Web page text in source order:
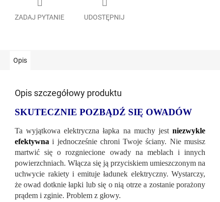
ZADAJ PYTANIE UDOSTĘPNIJ
Opis
Opis szczegółowy produktu
SKUTECZNIE POZBĄDŹ SIĘ OWADÓW
Ta wyjątkowa elektryczna łapka na muchy jest niezwykle
efektywna i jednocześnie chroni Twoje ściany. Nie musisz
martwić się o rozgniecione owady na meblach i innych
powierzchniach. Włącza się ją przyciskiem umieszczonym na
uchwycie rakiety i emituje ładunek elektryczny. Wystarczy,
że owad dotknie łapki lub się o nią otrze a zostanie porażony
prądem i zginie. Problem z głowy.